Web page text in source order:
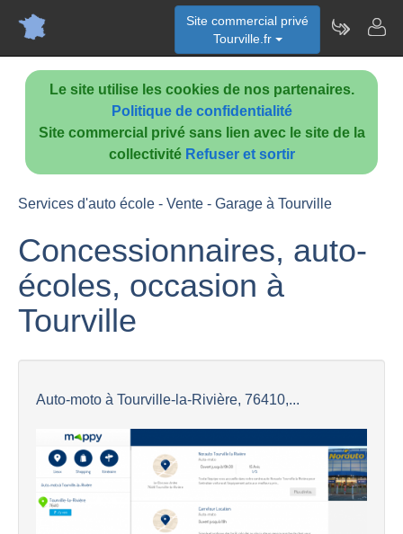
Le site utilise les cookies de nos partenaires.
Politique de confidentialité
Site commercial privé sans lien avec le site de la
collectivité Refuser et sortir
Site commercial privé
Tourville.fr
Services d'auto école - Vente - Garage à Tourville
Concessionnaires, auto-
écoles, occasion à
Tourville
Auto-moto à Tourville-la-Rivière, 76410,...